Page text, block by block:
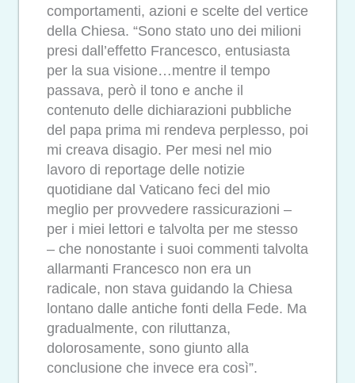
comportamenti, azioni e scelte del vertice
della Chiesa. “Sono stato uno dei milioni
presi dall’effetto Francesco, entusiasta
per la sua visione…mentre il tempo
passava, però il tono e anche il
contenuto delle dichiarazioni pubbliche
del papa prima mi rendeva perplesso, poi
mi creava disagio. Per mesi nel mio
lavoro di reportage delle notizie
quotidiane dal Vaticano feci del mio
meglio per provvedere rassicurazioni –
per i miei lettori e talvolta per me stesso
– che nonostante i suoi commenti talvolta
allarmanti Francesco non era un
radicale, non stava guidando la Chiesa
lontano dalle antiche fonti della Fede. Ma
gradualmente, con riluttanza,
dolorosamente, sono giunto alla
conclusione che invece era così”.